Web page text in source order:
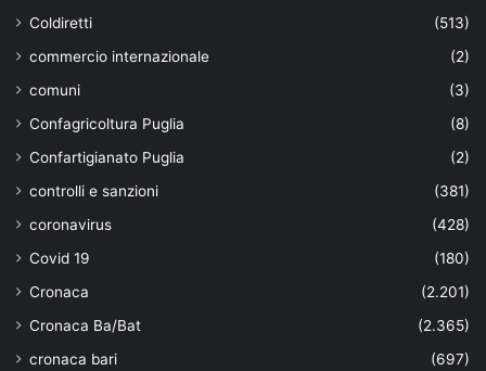
Coldiretti
(513)
commercio internazionale
(2)
comuni
(3)
Confagricoltura Puglia
(8)
Confartigianato Puglia
(2)
controlli e sanzioni
(381)
coronavirus
(428)
Covid 19
(180)
Cronaca
(2.201)
Cronaca Ba/Bat
(2.365)
cronaca bari
(697)